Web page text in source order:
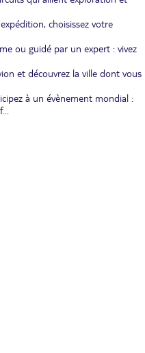
choisissez votre
ou guidé par un expert : vivez
et découvrez la ville dont vous
à un évènement mondial :